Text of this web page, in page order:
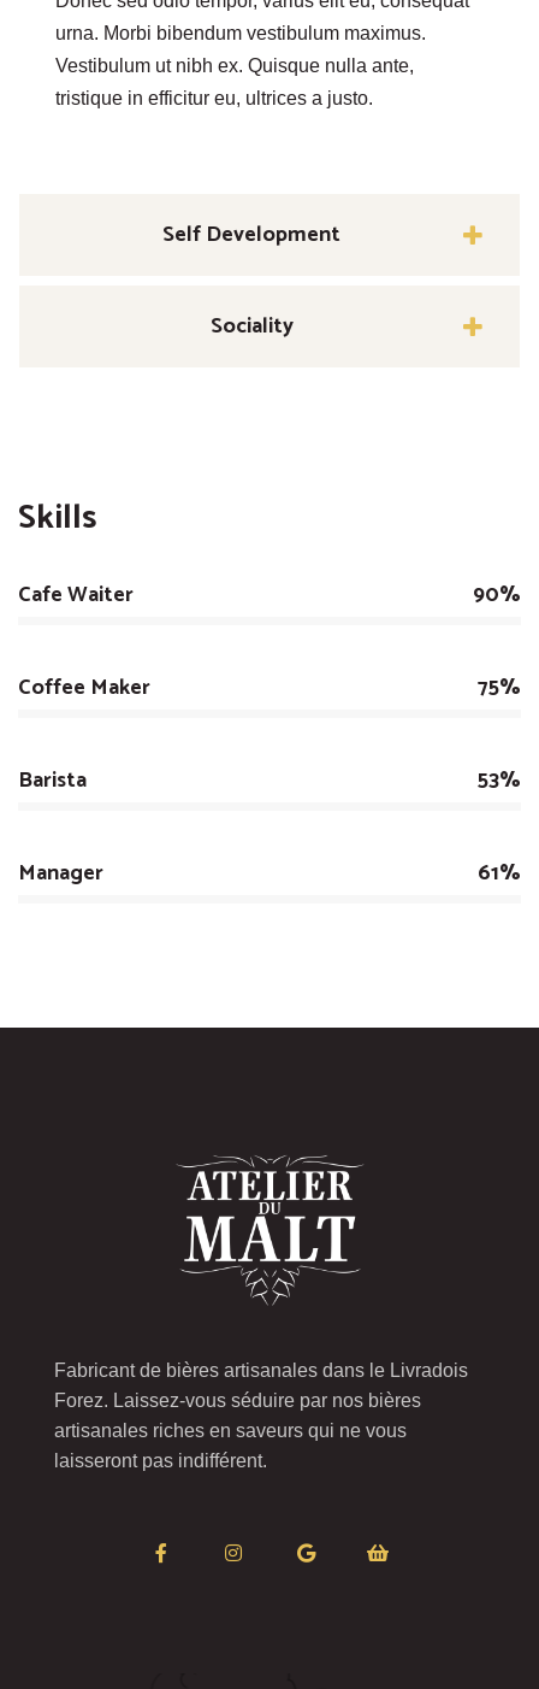
urna. Morbi bibendum vestibulum maximus.
Vestibulum ut nibh ex. Quisque nulla ante,
tristique in efficitur eu, ultrices a justo.
Self Development
Sociality
Skills
Cafe Waiter 90%
Coffee Maker 75%
Barista 53%
Manager 61%
Fabricant de bières artisanales dans le Livradois
Forez. Laissez-vous séduire par nos bières
artisanales riches en saveurs qui ne vous
laisseront pas indifférent.